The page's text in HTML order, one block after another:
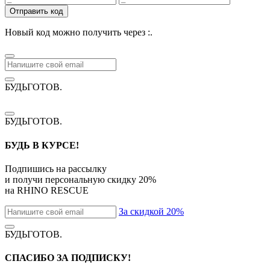
Отправить код
Новый код можно получить через :.
БУДЬГОТОВ.
БУДЬГОТОВ.
БУДЬ В КУРСЕ!
Подпишись на рассылку
и получи персональную скидку 20%
на RHINO RESCUE
За скидкой 20%
БУДЬГОТОВ.
СПАСИБО ЗА ПОДПИСКУ!